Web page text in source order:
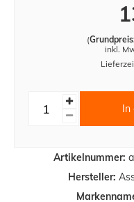
Artikelnummer:
Hersteller:
(
inkl.
In